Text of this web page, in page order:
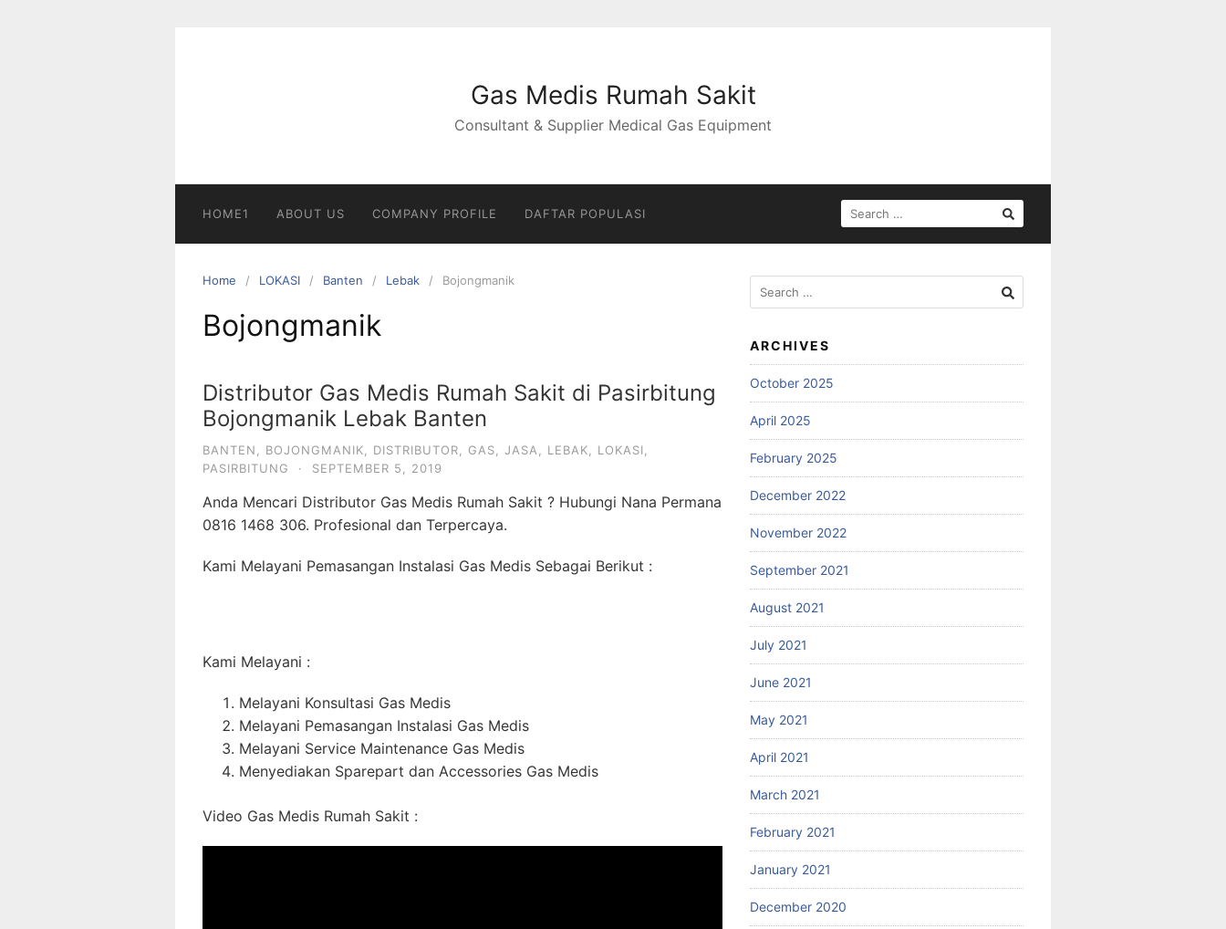
Gas Medis Rumah Sakit
Consultant & Supplier Medical Gas Equipment
HOME1 ABOUT US COMPANY PROFILE DAFTAR POPULASI
SEARCH
FOR:
Home LOKASI Banten Lebak Bojongmanik
Bojongmanik
Distributor Gas Medis Rumah Sakit di Pasirbitung
Bojongmanik Lebak Banten
BANTEN BOJONGMANIK DISTRIBUTOR GAS JASA LEBAK LOKASI
PASIRBITUNG
· SEPTEMBER 5, 2019
Anda Mencari Distributor Gas Medis Rumah Sakit ? Hubungi Nana Permana
0816 1468 306. Profesional dan Terpercaya.
Kami Melayani Pemasangan Instalasi Gas Medis Sebagai Berikut :
Kami Melayani :
Melayani Konsultasi Gas Medis
Melayani Pemasangan Instalasi Gas Medis
Melayani Service Maintenance Gas Medis
Menyediakan Sparepart dan Accessories Gas Medis
Video Gas Medis Rumah Sakit :
Search
for:
ARCHIVES
October 2025
April 2025
February 2025
December 2022
November 2022
September 2021
August 2021
July 2021
June 2021
May 2021
April 2021
March 2021
February 2021
January 2021
December 2020